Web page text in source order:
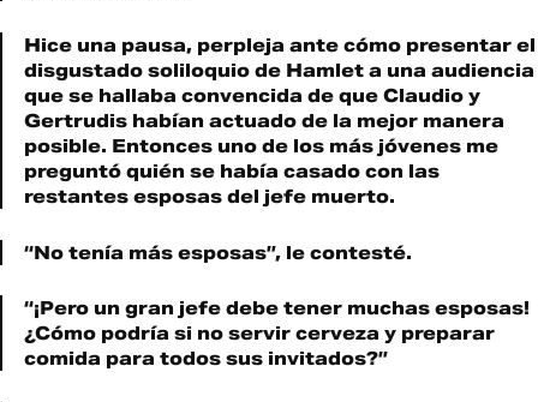
Hice una pausa, perpleja ante cómo presentar el
disgustado soliloquio de Hamlet a una audiencia
que se hallaba convencida de que Claudio y
Gertrudis habían actuado de la mejor manera
posible. Entonces uno de los más jóvenes me
preguntó quién se había casado con las
restantes esposas del jefe muerto.
“No tenía más esposas”, le contesté.
“¡Pero un gran jefe debe tener muchas esposas!
¿Cómo podría si no servir cerveza y preparar
comida para todos sus invitados?”